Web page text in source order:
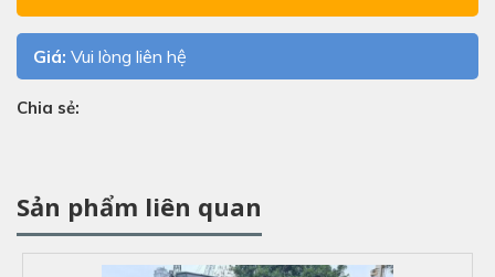
Giá: Vui lòng liên hệ
Chia sẻ:
Sản phẩm liên quan